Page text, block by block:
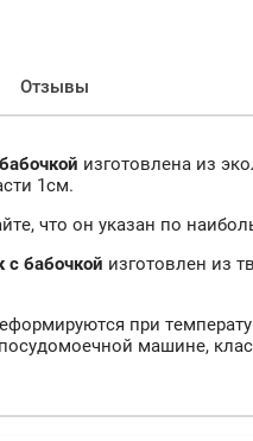
Отзывы
изготовлена из
1см.
что он указан по
с бабочкой изготовлен из
при
машине,